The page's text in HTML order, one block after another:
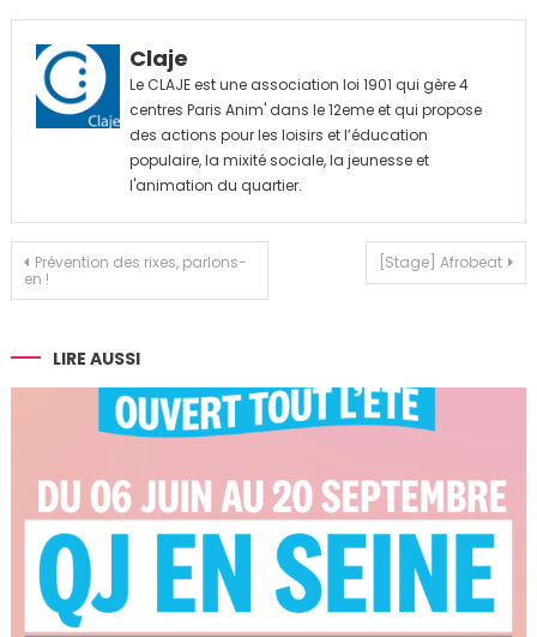
Claje
Le CLAJE est une association loi 1901 qui gère 4
centres Paris Anim' dans le 12eme et qui propose
des actions pour les loisirs et l’éducation
populaire, la mixité sociale, la jeunesse et
l'animation du quartier.
Navigation
de
l’article
Prévention des rixes, parlons-
en !
[Stage] Afrobeat
LIRE AUSSI